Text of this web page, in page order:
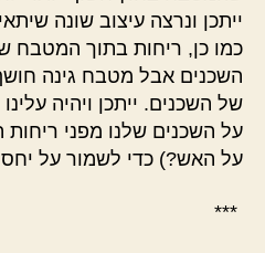
ייתכן ונרצה עיצוב שונה
כמו כן, ריחות בתוך המטבח
השכנים אבל מטבח גינה
של השכנים. ייתכן ויהיה
על השכנים שלנו מפני
על האש?) כדי לשמור על
***